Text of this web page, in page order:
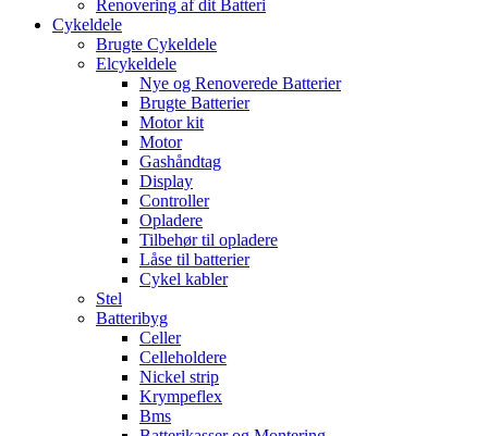
Renovering af dit Batteri
Cykeldele
Brugte Cykeldele
Elcykeldele
Nye og Renoverede Batterier
Brugte Batterier
Motor kit
Motor
Gashåndtag
Display
Controller
Opladere
Tilbehør til opladere
Låse til batterier
Cykel kabler
Stel
Batteribyg
Celler
Celleholdere
Nickel strip
Krympeflex
Bms